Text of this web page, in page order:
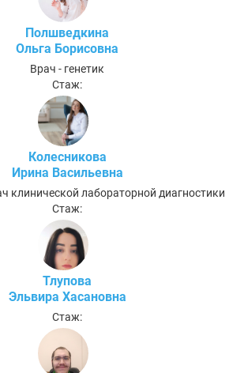
Полшведкина
Ольга Борисовна
Врач - генетик
Стаж:
Колесникова
Ирина Васильевна
клинической лабораторной диагностики
Стаж:
Тлупова
Эльвира Хасановна
Стаж: